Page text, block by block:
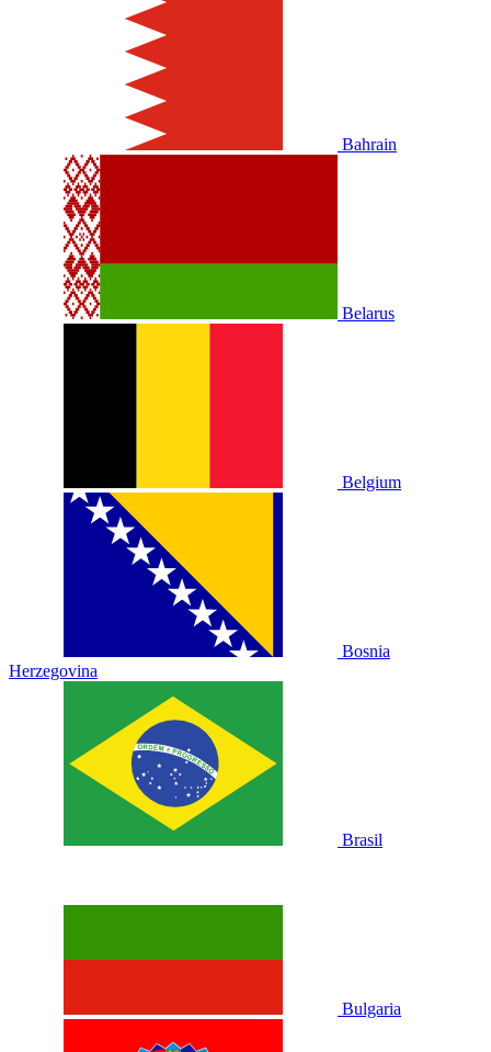
Bahrain
Belarus
Belgium
Bosnia
Herzegovina
Brasil
Bulgaria